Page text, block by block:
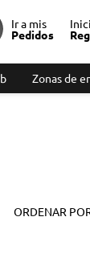
Ir a mis
Pedidos
Zonas de
ORDENAR